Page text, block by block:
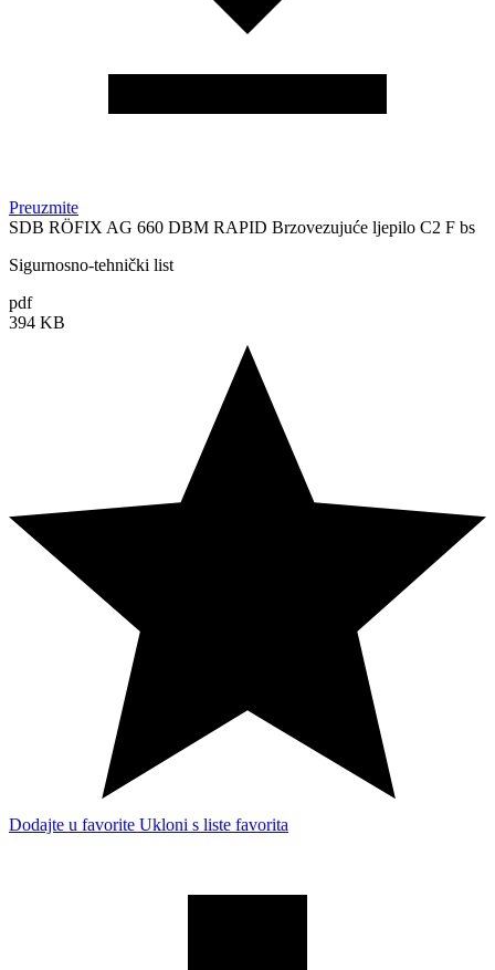
Preuzmite
SDB RÖFIX AG 660 DBM RAPID Brzovezujuće ljepilo C2 F bs
Sigurnosno-tehnički list
pdf
394 KB
Dodajte u favorite Ukloni s liste favorita